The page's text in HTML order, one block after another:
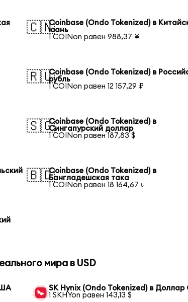
🇨🇳Coinbase (Ondo Tokenized) в
юань
1 COINon равен 988,37 ¥
🇷🇺Coinbase (Ondo Tokenized) в
рубль
1 COINon равен 12 157,29 ₽
🇸🇬Coinbase (Ondo Tokenized) в
Сингапурский доллар
1 COINon равен 187,83 $
🇧🇩Coinbase (Ondo Tokenized) в
Бангладешская така
1 COINon равен 18 164,67 ৳
мира в USD
SK Hynix (Ondo Tokenized) в
1 SKHYon равен 143,13 $